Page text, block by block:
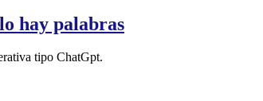
hay palabras
tipo ChatGpt.